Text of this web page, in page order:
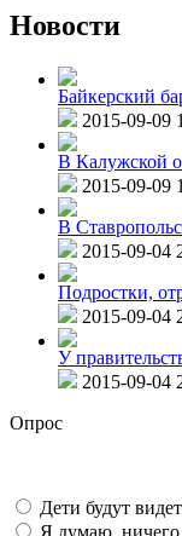
Новости
Байкерский
2015-09-09
В Калужской
2015-09-09
В
2015-09-04
Подростки,
2015-09-04
У
2015-09-04
Опрос
Дети будут